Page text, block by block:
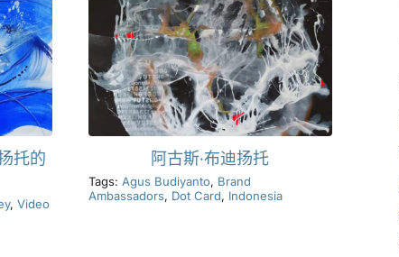
托的
, Video
阿古斯·布迪扬托
Tags: Agus Budiyanto, Brand
Ambassadors, Dot Card, Indonesia